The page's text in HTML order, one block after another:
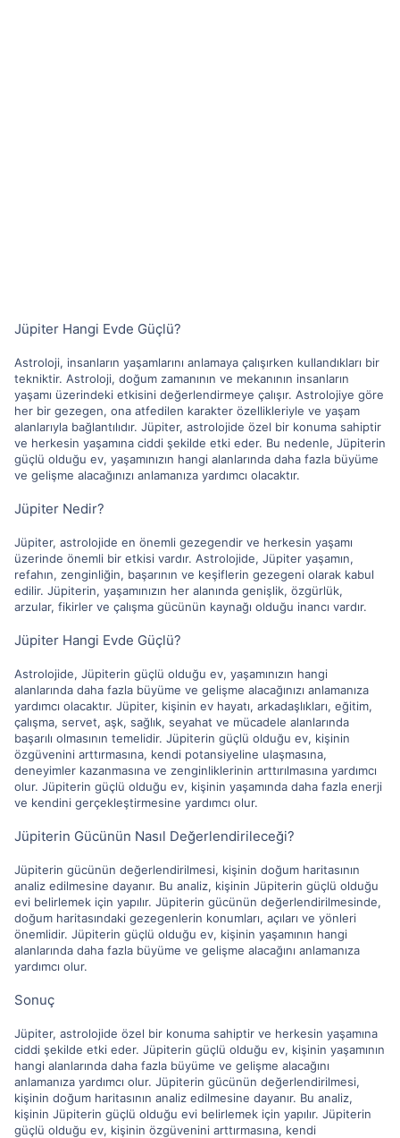
Jüpiter Hangi Evde Güçlü?
Astroloji, insanların yaşamlarını anlamaya çalışırken kullandıkları bir
tekniktir. Astroloji, doğum zamanının ve mekanının insanların
yaşamı üzerindeki etkisini değerlendirmeye çalışır. Astrolojiye göre
her bir gezegen, ona atfedilen karakter özellikleriyle ve yaşam
alanlarıyla bağlantılıdır. Jüpiter, astrolojide özel bir konuma sahiptir
ve herkesin yaşamına ciddi şekilde etki eder. Bu nedenle, Jüpiterin
güçlü olduğu ev, yaşamınızın hangi alanlarında daha fazla büyüme
ve gelişme alacağınızı anlamanıza yardımcı olacaktır.
Jüpiter Nedir?
Jüpiter, astrolojide en önemli gezegendir ve herkesin yaşamı
üzerinde önemli bir etkisi vardır. Astrolojide, Jüpiter yaşamın,
refahın, zenginliğin, başarının ve keşiflerin gezegeni olarak kabul
edilir. Jüpiterin, yaşamınızın her alanında genişlik, özgürlük,
arzular, fikirler ve çalışma gücünün kaynağı olduğu inancı vardır.
Jüpiter Hangi Evde Güçlü?
Astrolojide, Jüpiterin güçlü olduğu ev, yaşamınızın hangi
alanlarında daha fazla büyüme ve gelişme alacağınızı anlamanıza
yardımcı olacaktır. Jüpiter, kişinin ev hayatı, arkadaşlıkları, eğitim,
çalışma, servet, aşk, sağlık, seyahat ve mücadele alanlarında
başarılı olmasının temelidir. Jüpiterin güçlü olduğu ev, kişinin
özgüvenini arttırmasına, kendi potansiyeline ulaşmasına,
deneyimler kazanmasına ve zenginliklerinin arttırılmasına yardımcı
olur. Jüpiterin güçlü olduğu ev, kişinin yaşamında daha fazla enerji
ve kendini gerçekleştirmesine yardımcı olur.
Jüpiterin Gücünün Nasıl Değerlendirileceği?
Jüpiterin gücünün değerlendirilmesi, kişinin doğum haritasının
analiz edilmesine dayanır. Bu analiz, kişinin Jüpiterin güçlü olduğu
evi belirlemek için yapılır. Jüpiterin gücünün değerlendirilmesinde,
doğum haritasındaki gezegenlerin konumları, açıları ve yönleri
önemlidir. Jüpiterin güçlü olduğu ev, kişinin yaşamının hangi
alanlarında daha fazla büyüme ve gelişme alacağını anlamanıza
yardımcı olur.
Sonuç
Jüpiter, astrolojide özel bir konuma sahiptir ve herkesin yaşamına
ciddi şekilde etki eder. Jüpiterin güçlü olduğu ev, kişinin yaşamının
hangi alanlarında daha fazla büyüme ve gelişme alacağını
anlamanıza yardımcı olur. Jüpiterin gücünün değerlendirilmesi,
kişinin doğum haritasının analiz edilmesine dayanır. Bu analiz,
kişinin Jüpiterin güçlü olduğu evi belirlemek için yapılır. Jüpiterin
güçlü olduğu ev, kişinin özgüvenini arttırmasına, kendi